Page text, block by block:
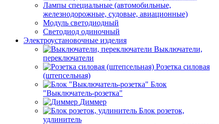
Лампы специальные (автомобильные,
железнодорожные, судовые, авиационные)
Модуль светодиодный
Светодиод одиночный
Электроустановочные изделия
Выключатели,
переключатели
Розетка силовая
(штепсельная)
Блок
"Выключатель-розетка"
Диммер
Блок розеток,
удлинитель